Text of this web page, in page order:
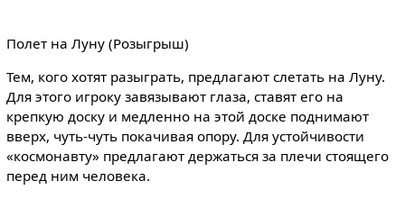
Полет на Луну (Розыгрыш)
Тем, кого хотят разыграть, предлагают слетать на Луну.
Для этого игроку завязывают глаза, ставят его на
крепкую доску и медленно на этой доске поднимают
вверх, чуть-чуть покачивая опору. Для устойчивости
«космонавту» предлагают держаться за плечи стоящего
перед ним человека.